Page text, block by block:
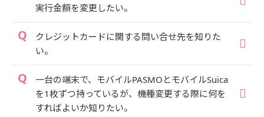
実行金額を変更したい。
クレジットカードに関する問い合せ先を知りた
い。
一台の端末で、モバイルPASMOとモバイルSuica
を1枚ずつ持っているが、機種変更する際に何を
すればよいか知りたい。